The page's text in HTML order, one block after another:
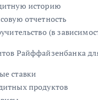
историю
отчетность
(в
Райффайзенбанка
ставки
продуктов